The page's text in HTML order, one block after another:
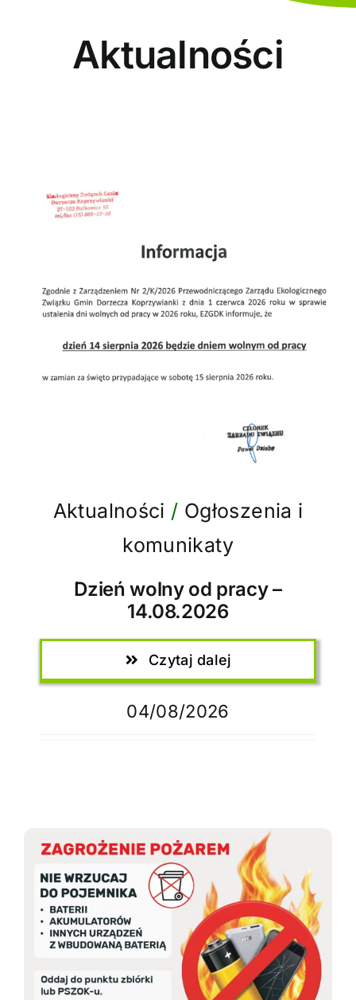
Aktualności
Aktualności / Ogłoszenia i
komunikaty
Dzień wolny od pracy –
14.08.2026
Czytaj dalej
04/08/2026